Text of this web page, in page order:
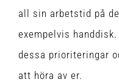
all sin arbetstid på
exempelvis
dessa prioriteringar
att höra av er.